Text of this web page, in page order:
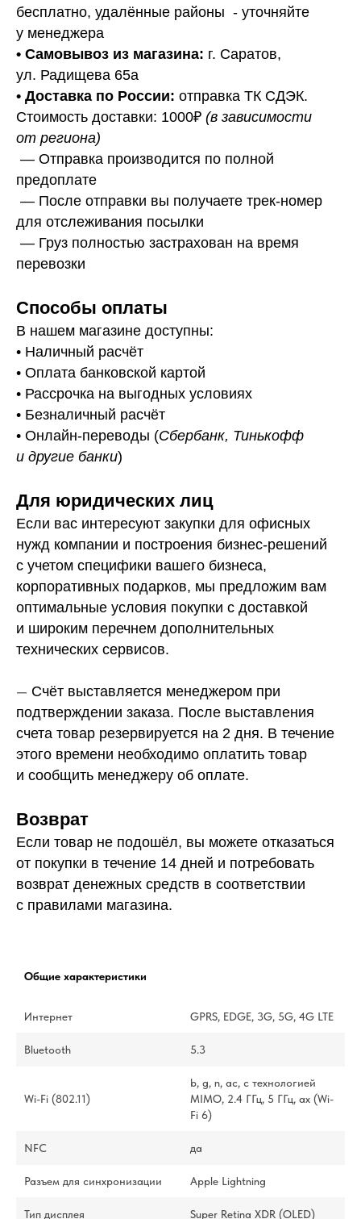
бесплатно, удалённые районы - уточняйте
у менеджера
• Самовывоз из магазина: г. Саратов,
ул. Радищева 65а
• Доставка по России: отправка ТК СДЭК.
Стоимость доставки: 1000₽ (в зависимости
от региона)
— Отправка производится по полной
предоплате
— После отправки вы получаете трек-номер
для отслеживания посылки
— Груз полностью застрахован на время
перевозки
Способы оплаты
В нашем магазине доступны:
• Наличный расчёт
• Оплата банковской картой
• Рассрочка на выгодных условиях
• Безналичный расчёт
• Онлайн-переводы (Сбербанк, Тинькофф
и другие банки)
Для юридических лиц
Если вас интересуют закупки для офисных
нужд компании и построения бизнес-решений
с учетом специфики вашего бизнеса,
корпоративных подарков, мы предложим вам
оптимальные условия покупки с доставкой
и широким перечнем дополнительных
технических сервисов.
— Счёт выставляется менеджером при
подтверждении заказа. После выставления
счета товар резервируется на 2 дня. В течение
этого времени необходимо оплатить товар
и сообщить менеджеру об оплате.
Возврат
Если товар не подошёл, вы можете отказаться
от покупки в течение 14 дней и потребовать
возврат денежных средств в соответствии
с правилами магазина.
Общие характеристики
Интернет GPRS, EDGE, 3G, 5G, 4G LTE
Bluetooth 5.3
Wi-Fi (802.11)
b, g, n, ac, с технологией
MIMO, 2.4 ГГц, 5 ГГц, ax (Wi-
Fi 6)
NFC да
Разъем для синхронизации Apple Lightning
Тип дисплея Super Retina XDR (OLED)